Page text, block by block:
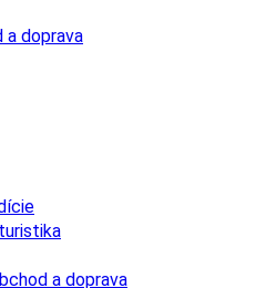
a doprava
a doprava